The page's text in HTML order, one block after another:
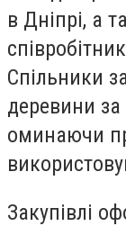
в Дніпрі, а
Спільники
деревини
оминаючи
Закупівлі